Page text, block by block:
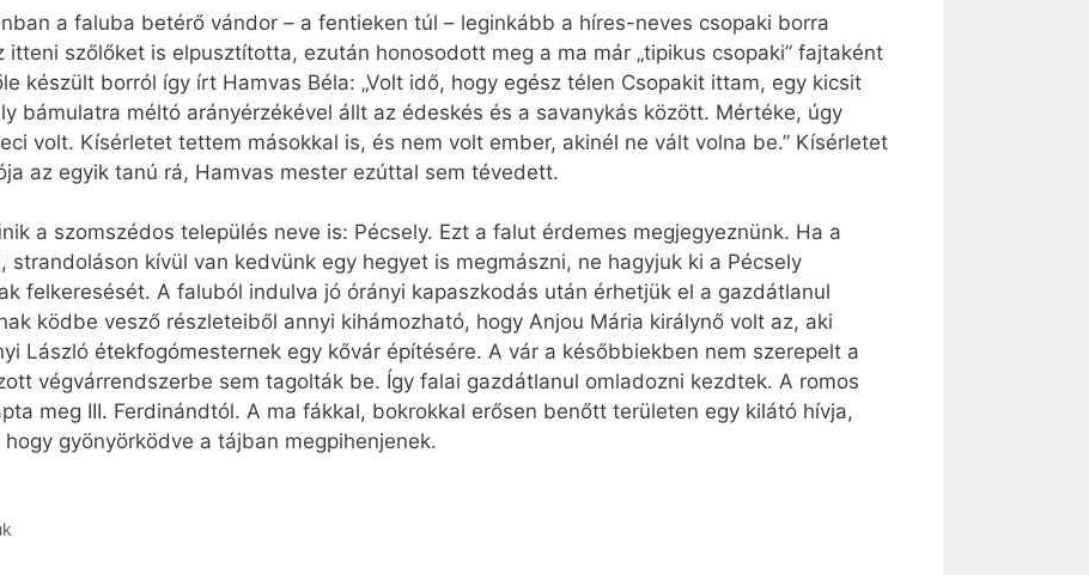
a faluba betérő vándor – a fentieken túl – leginkább a híres-neves csopaki borra
itteni szőlőket is elpusztította, ezután honosodott meg a ma már „tipikus csopaki” fajtaként
készült borról így írt Hamvas Béla: „Volt idő, hogy egész télen Csopakit ittam, egy kicsit
bámulatra méltó arányérzékével állt az édeskés és a savanykás között. Mértéke, úgy
volt. Kísérletet tettem másokkal is, és nem volt ember, akinél ne vált volna be.” Kísérletet
az egyik tanú rá, Hamvas mester ezúttal sem tévedett.
a szomszédos település neve is: Pécsely. Ezt a falut érdemes megjegyeznünk. Ha a
strandoláson kívül van kedvünk egy hegyet is megmászni, ne hagyjuk ki a Pécsely
felkeresését. A faluból indulva jó órányi kapaszkodás után érhetjük el a gazdátlanul
ködbe vesző részleteiből annyi kihámozható, hogy Anjou Mária királynő volt az, aki
László étekfogómesternek egy kővár építésére. A vár a későbbiekben nem szerepelt a
végvárrendszerbe sem tagolták be. Így falai gazdátlanul omladozni kezdtek. A romos
meg III. Ferdinándtól. A ma fákkal, bokrokkal erősen benőtt területen egy kilátó hívja,
gyönyörködve a tájban megpihenjenek.